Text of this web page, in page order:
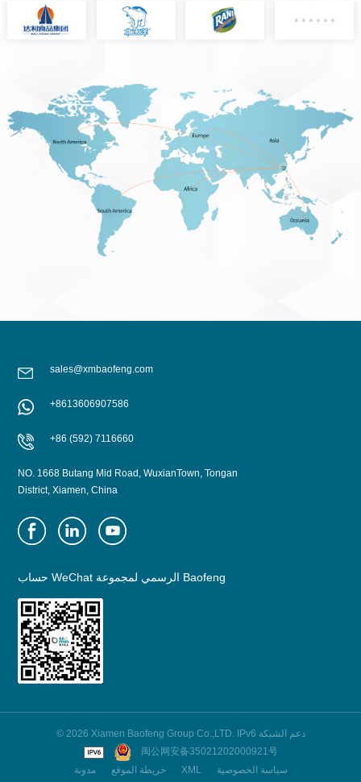
sales@xmbaofeng.com
+8613606907586
+86 (592) 7116660
NO. 1668 Butang Mid Road, WuxianTown, Tongan
District, Xiamen, China
حساب WeChat الرسمي لمجموعة Baofeng
© 2026 Xiamen Baofeng Group Co.,LTD. IPv6 دعم الشبكة
闽公网安备35021202000921号
مدونة
خريطة الموقع XML سياسة الخصوصية